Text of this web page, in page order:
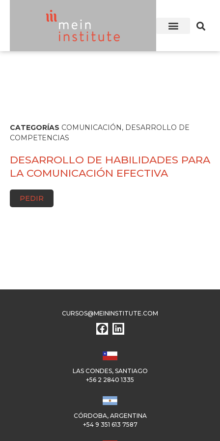
CATEGORÍAS COMUNICACIÓN, DESARROLLO DE
COMPETENCIAS
DESARROLLO DE HABILIDADES PARA
LA COMUNICACIÓN EFECTIVA
PEDIR
CURSOS@MEININSTITUTE.COM
LAS CONDES, SANTIAGO
+56 2 2840 1335
CÓRDOBA, ARGENTINA
+54 9 351 613 7587